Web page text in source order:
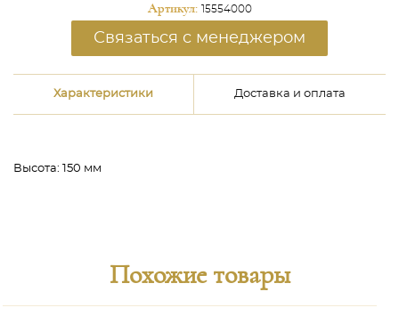
Артикул: 15554000
Связаться с менеджером
Характеристики Доставка и оплата
Высота: 150 мм
Похожие товары